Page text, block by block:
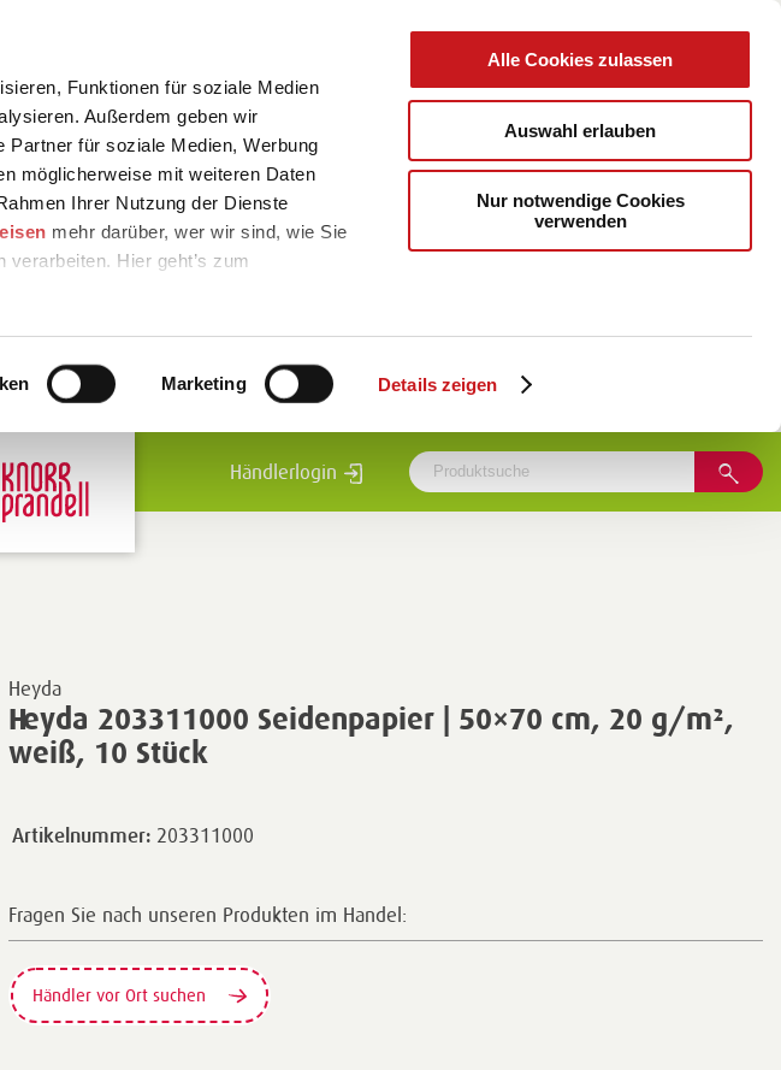
Funktionen für soziale Medien
Außerdem geben wir
Partner für soziale Medien, Werbung
möglicherweise mit weiteren Daten
Ihrer Nutzung der Dienste
mehr darüber, wer wir sind, wie Sie
Hier geht’s zum
Marketing Details zeigen
Alle Cookies zulassen
Auswahl erlauben
Nur notwendige Cookies
verwenden
Händlerlogin
Heyda
Heyda 203311000 Seidenpapier | 50×70 cm, 20 g/m²,
weiß, 10 Stück
Artikelnummer: 203311000
Fragen Sie nach unseren Produkten im Handel:
Händler vor Ort suchen